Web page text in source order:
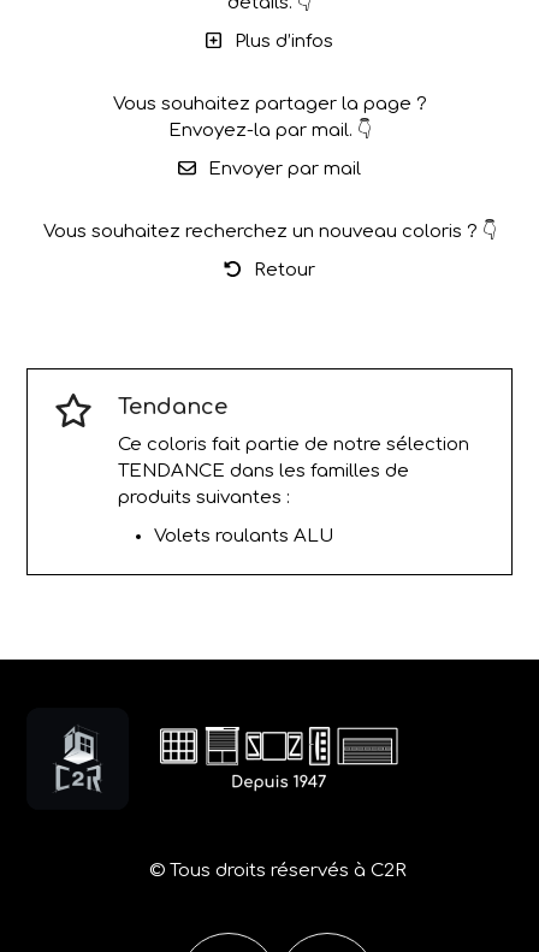
Plus d’infos
Vous souhaitez partager la page ?
Envoyez-la par mail. 👇
Envoyer par mail
Vous souhaitez recherchez un nouveau coloris ? 👇
Retour
Tendance
Ce coloris fait partie de notre sélection
TENDANCE dans les familles de
produits suivantes :
Volets roulants ALU
© Tous droits réservés à C2R